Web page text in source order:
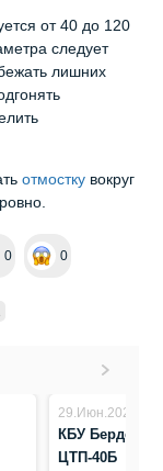
от 40 до 120
следует
лишних
отмостку вокруг
0 0
29.Июн.2026
КБУ Бердска
ЦТП-40Б